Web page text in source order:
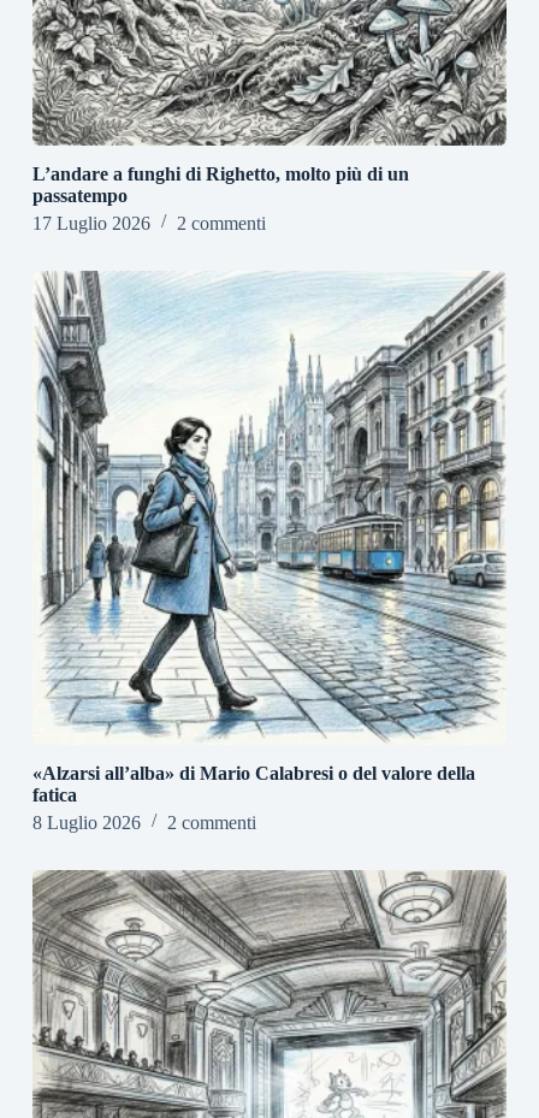
L’andare a funghi di Righetto, molto più di un
passatempo
17 Luglio 2026
2 commenti
«Alzarsi all’alba» di Mario Calabresi o del valore della
fatica
8 Luglio 2026
2 commenti